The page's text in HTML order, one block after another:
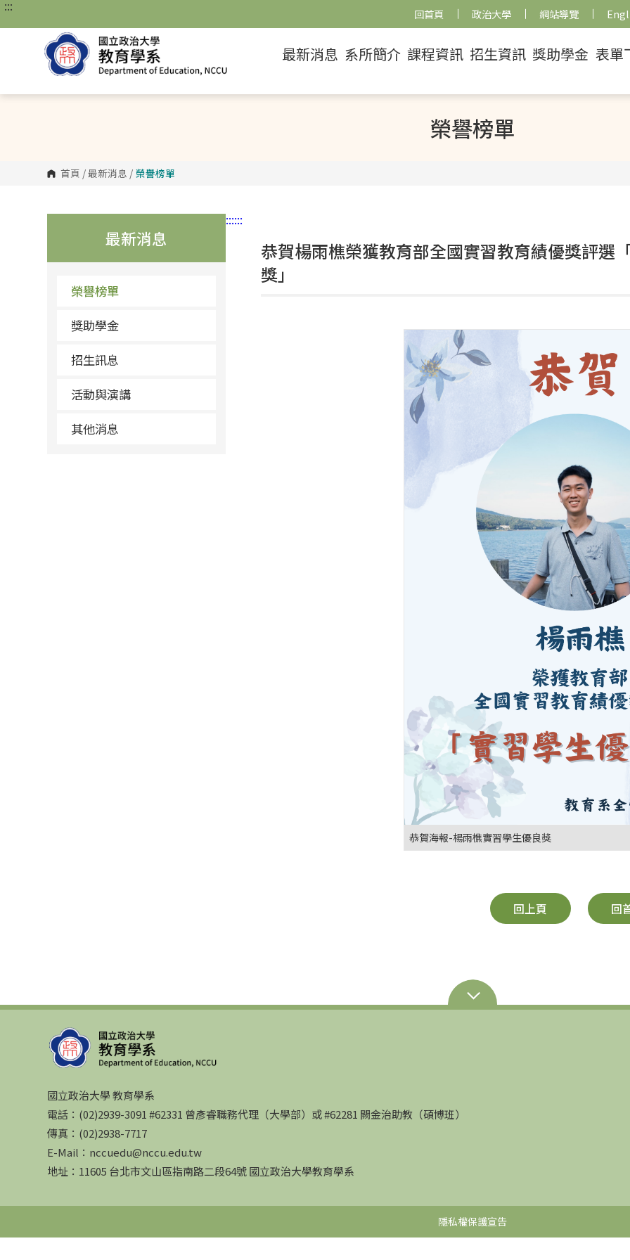
跳
主
::: 回首頁 政治大學 網站導覽
最新消息 系所簡介 課程資訊 招生資訊 獎助學金 表單
榮譽榜單
首頁 /最新消息 / 榮譽榜單
:::
最新消息
榮譽榜單
獎助學金
招生訊息
活動與演講
其他消息
:::
恭賀楊雨樵榮獲教育部全國實習教育績優獎評選
獎」
恭賀海報-楊雨樵實習學生優良獎
回上頁 回
國立政治大學 教育學系
電話：(02)2939-3091 #62331 曾彥睿職務代理（大學部）或 #62281 闕金治助教（碩博班）
傳真：(02)2938-7717
E-Mail：nccuedu@nccu.edu.tw
地址：11605 台北市文山區指南路二段64號 國立政治大學教育學系
隱私權保護宣告